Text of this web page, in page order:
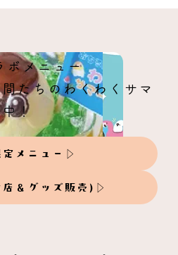
ボメニュー
たちのわくわくサマ
！
メニュー
＆グッズ販売)